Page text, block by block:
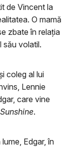
de Vincent la
O mamă
zbate în relația
său volatil.
coleg al lui
Lennie
care vine
.
Edgar, în